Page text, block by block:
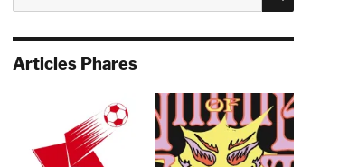
pour :
Articles Phares